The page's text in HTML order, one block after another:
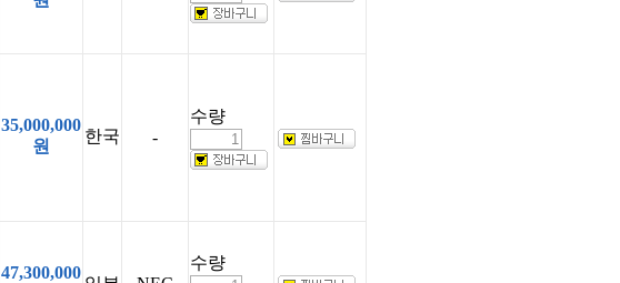
35,000,000
원
한국 -
수량
47,300,000
수량